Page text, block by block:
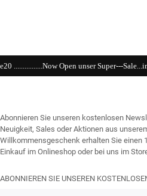
unser Super---Sale...im Store
Abonnieren Sie unseren kostenlosen
Neuigkeit, Sales oder Aktionen aus
Willkommensgeschenk erhalten Sie einen
Einkauf im Onlineshop oder bei uns im
ABONNIEREN SIE UNSEREN